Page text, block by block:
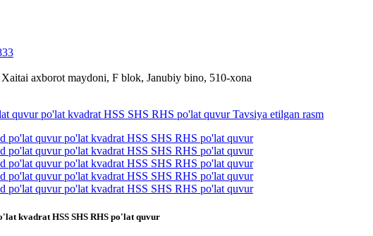
axborot maydoni, F blok, Janubiy bino, 510-xona
kvadrat HSS SHS RHS po'lat quvur